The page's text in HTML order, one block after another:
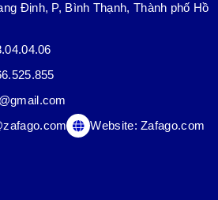
Định, P, Bình Thạnh, Thành phố Hồ
Website:Zafago.com